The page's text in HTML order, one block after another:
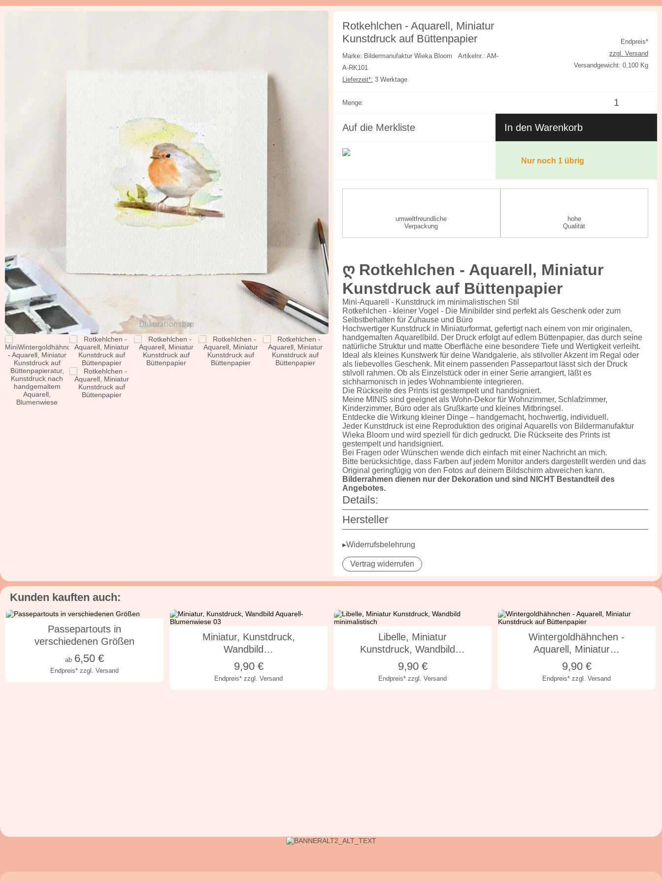
Rotkehlchen - Aquarell, Miniatur
Kunstdruck auf Büttenpapier
Marke: Bildermanufaktur Wieka Bloom Artikelnr.: AM-
A-RK101
Lieferzeit*: 3 Werktage
Endpreis*
zzgl. Versand
Versandgewicht: 0,100 Kg
Menge:
Auf die Merkliste In den Warenkorb
Nur noch 1 übrig
umweltfreundliche
Verpackung
hohe
Qualität
ღ Rotkehlchen - Aquarell, Miniatur
Kunstdruck auf Büttenpapier
Mini-Aquarell - Kunstdruck im minimalistischen Stil
Rotkehlchen - kleiner Vogel - Die Minibilder sind perfekt als Geschenk oder zum
Selbstbehalten für Zuhause und Büro
Hochwertiger Kunstdruck in Miniaturformat, gefertigt nach einem von mir originalen,
handgemalten Aquarellbild. Der Druck erfolgt auf edlem Büttenpapier, das durch seine
natürliche Struktur und matte Oberfläche eine besondere Tiefe und Wertigkeit verleiht.
Ideal als kleines Kunstwerk für deine Wandgalerie, als stilvoller Akzent im Regal oder
als liebevolles Geschenk. Mit einem passenden Passepartout lässt sich der Druck
stilvoll rahmen. Ob als Einzelstück oder in einer Serie arrangiert, läßt es
sichharmonisch in jedes Wohnambiente integrieren.
Die Rückseite des Prints ist gestempelt und handsigniert.
Meine MINIS sind geeignet als Wohn-Dekor für Wohnzimmer, Schlafzimmer,
Kinderzimmer, Büro oder als Grußkarte und kleines Mitbringsel.
Entdecke die Wirkung kleiner Dinge – handgemacht, hochwertig, individuell.
Jeder Kunstdruck ist eine Reproduktion des original Aquarells von Bildermanufaktur
Wieka Bloom und wird speziell für dich gedruckt. Die Rückseite des Prints ist
gestempelt und handsigniert.
Bei Fragen oder Wünschen wende dich einfach mit einer Nachricht an mich.
Bitte berücksichtige, dass Farben auf jedem Monitor anders dargestellt werden und das
Original geringfügig von den Fotos auf deinem Bildschirm abweichen kann.
Bilderrahmen dienen nur der Dekoration und sind NICHT Bestandteil des
Angebotes.
Details:
Hersteller
▸Widerrufsbelehrung
Vertrag widerrufen
Kunden kauften auch:
in vielen Varianten
Passepartouts in
verschiedenen Größen
Endpreis* zzgl. Versand
ab 6,50 €
Miniatur, Kunstdruck,
Wandbild…
Endpreis* zzgl. Versand
9,90€
Libelle, Miniatur
Kunstdruck, Wandbild…
Endpreis* zzgl. Versand
9,90€
Wintergoldhähnchen -
Aquarell, Miniatur…
Endpreis* zzgl. Versand
9,90€